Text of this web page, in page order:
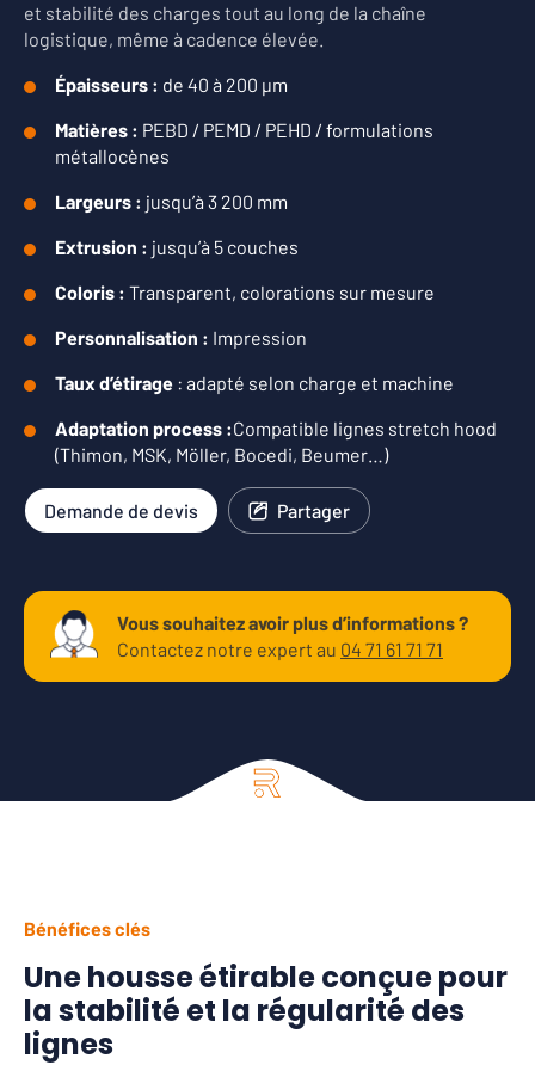
et stabilité des charges tout au long de la chaîne
logistique, même à cadence élevée.
Épaisseurs : de 40 à 200 µm
Matières : PEBD / PEMD / PEHD / formulations
métallocènes
Largeurs : jusqu’à 3 200 mm
Extrusion : jusqu’à 5 couches
Coloris : Transparent, colorations sur mesure
Personnalisation : Impression
Taux d’étirage : adapté selon charge et machine
Adaptation process :Compatible lignes stretch hood
(Thimon, MSK, Möller, Bocedi, Beumer…)
Demande de devis Partager
Vous souhaitez avoir plus d’informations ?
Contactez notre expert au 04 71 61 71 71
Bénéfices clés
Une housse étirable conçue pour
la stabilité et la régularité des
lignes